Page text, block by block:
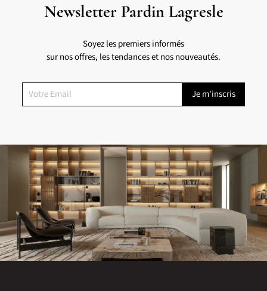
Newsletter Pardin Lagresle
Soyez les premiers informés
sur nos offres, les tendances et nos nouveautés.